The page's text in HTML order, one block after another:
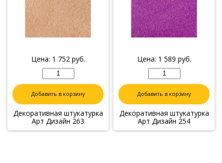
Цена: 1 752руб.
Добавить в корзину
Декоративная штукатурка
Арт Дизайн 263
Цена: 1 589 руб.
Добавить в корзину
Декоративная штукатурка
Арт Дизайн 254